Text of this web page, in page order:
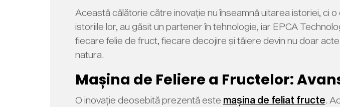
Această călătorie către inovație nu înseamnă uitarea istoriei, ci
istoriile lor, au găsit un partener în tehnologie, iar EPCA
fiecare felie de fruct, fiecare decojire și tăiere devin nu doar
natura.
Mașina de Feliere a Fructelor:
O inovație deosebită prezentă este mașina de feliat fructe.